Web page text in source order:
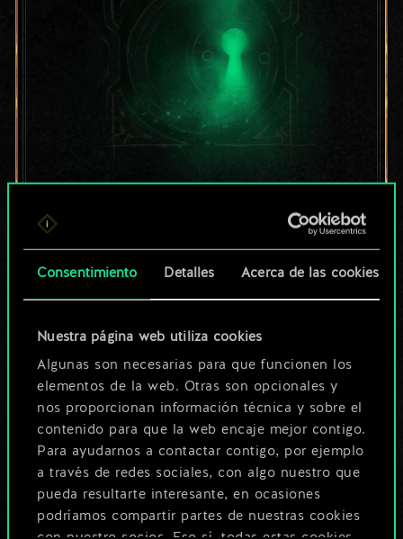
Consentimiento Detalles Acerca de las cookies
Nuestra página web utiliza cookies
Algunas son necesarias para que funcionen los
elementos de la web. Otras son opcionales y
nos proporcionan información técnica y sobre el
contenido para que la web encaje mejor contigo.
Para ayudarnos a contactar contigo, por ejemplo
a través de redes sociales, con algo nuestro que
pueda resultarte interesante, en ocasiones
podríamos compartir partes de nuestras cookies
un conjunto de
cartas compartido.
ser mucho más!
Poner nombre a esta baraja y crear
una guía